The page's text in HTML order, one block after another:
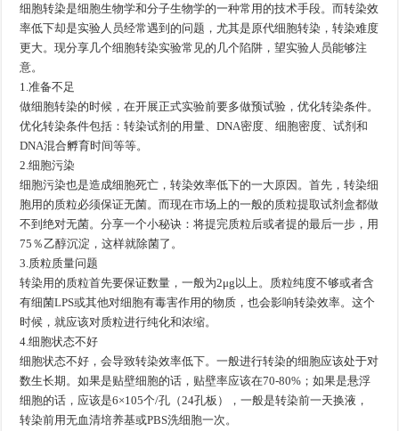
细胞转染是细胞生物学和分子生物学的一种常用的技术手段。而转染效
率低下却是实验人员经常遇到的问题，尤其是原代细胞转染，转染难度
更大。现分享几个细胞转染实验常见的几个陷阱，望实验人员能够注
意。
1.准备不足
做细胞转染的时候，在开展正式实验前要多做预试验，优化转染条件。
优化转染条件包括：转染试剂的用量、DNA密度、细胞密度、试剂和
DNA混合孵育时间等等。
2.细胞污染
细胞污染也是造成细胞死亡，转染效率低下的一大原因。首先，转染细
胞用的质粒必须保证无菌。而现在市场上的一般的质粒提取试剂盒都做
不到绝对无菌。分享一个小秘诀：将提完质粒后或者提的最后一步，用
75％乙醇沉淀，这样就除菌了。
3.质粒质量问题
转染用的质粒首先要保证数量，一般为2μg以上。质粒纯度不够或者含
有细菌LPS或其他对细胞有毒害作用的物质，也会影响转染效率。这个
时候，就应该对质粒进行纯化和浓缩。
4.细胞状态不好
细胞状态不好，会导致转染效率低下。一般进行转染的细胞应该处于对
数生长期。如果是贴壁细胞的话，贴壁率应该在70-80%；如果是悬浮
细胞的话，应该是6×105个/孔（24孔板），一般是转染前一天换液，
转染前用无血清培养基或PBS洗细胞一次。